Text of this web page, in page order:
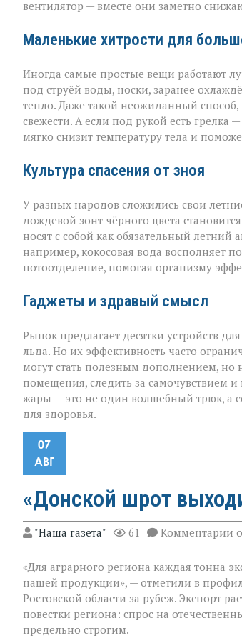
вентилятор — вместе они заметно
Маленькие хитрости для
Иногда самые простые вещи работают
под струёй воды, носки, заранее
тепло. Даже такой неожиданный
свежести. А если под рукой есть
мягко снизит температуру тела и
Культура спасения от зноя
У разных народов сложились свои
дождевой зонт чёрного цвета
носят с собой как обязательный летний
например, кокосовая вода восполняет
потоотделение, помогая организму
Гаджеты и здравый смысл
Рынок предлагает десятки устройств
льда. Но их эффективность часто
могут стать полезным дополнением, но
помещения, следить за самочувствием
жары — это не один волшебный трюк, а
для здоровья.
07
АВГ
«Донской шрот
"Наша газета" 61 Комментарии к
«Для аграрного региона каждая тонна
нашей продукции», — отметили в
Ростовской области за рубеж. Экспорт
повестки региона: спрос на
предельно строгим.